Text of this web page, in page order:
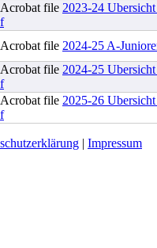
2023-24
2024-25 A-
2024-25
2025-26
| Impressum